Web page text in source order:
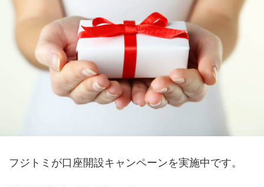
フジトミが口座開設キャンペーンを実施中です。